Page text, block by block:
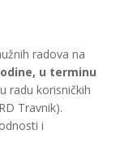
radova na
u terminu
radu korisničkih
Travnik).
i